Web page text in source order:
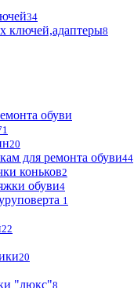
34
ключей,адаптеры8
обуви
20
для ремонта обуви44
коньков2
обуви4
1
22
20
"люкс"8